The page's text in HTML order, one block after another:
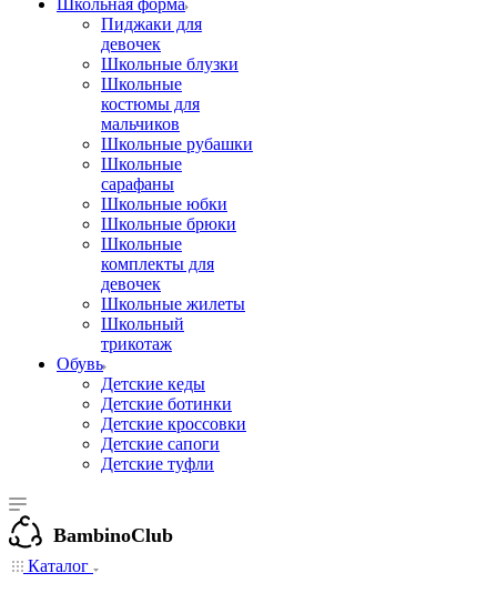
Школьная форма
Пиджаки для
девочек
Школьные блузки
Школьные
костюмы для
мальчиков
Школьные рубашки
Школьные
сарафаны
Школьные юбки
Школьные брюки
Школьные
комплекты для
девочек
Школьные жилеты
Школьный
трикотаж
Обувь
Детские кеды
Детские ботинки
Детские кроссовки
Детские сапоги
Детские туфли
BambinoClub
Каталог